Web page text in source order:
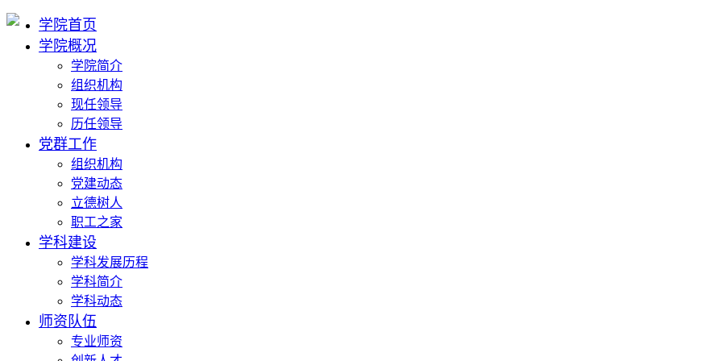
学院首页
学院概况
学院简介
组织机构
现任领导
历任领导
党群工作
组织机构
党建动态
立德树人
职工之家
学科建设
学科发展历程
学科简介
学科动态
师资队伍
专业师资